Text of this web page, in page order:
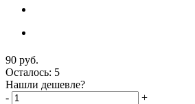
90 руб.
Осталось: 5
Нашли дешевле?
-
+